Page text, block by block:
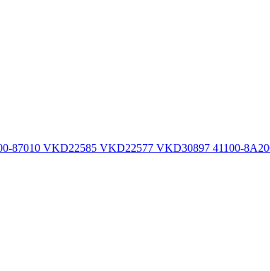
VKD22585 VKD22577 VKD30897 41100-